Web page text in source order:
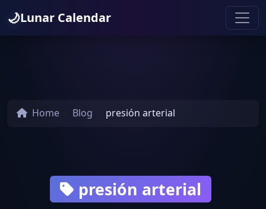
🌙Lunar Calendar
Home Blog presión arterial
presión arterial